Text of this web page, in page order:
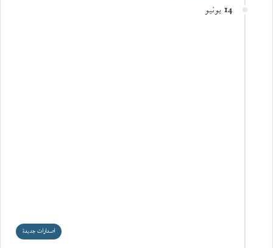
14 يونيو
اصدارات جديدة